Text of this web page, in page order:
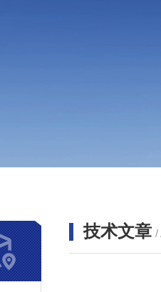
技术文章 /